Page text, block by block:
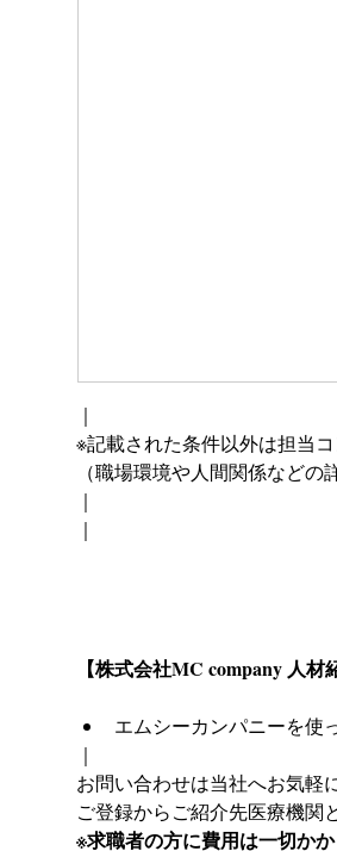
｜
※記載された条件以外は担当
（職場環境や人間関係などの
｜
｜
【株式会社MC company 人材
エムシーカンパニーを使
｜
お問い合わせは当社へお気軽
ご登録からご紹介先医療機関
※求職者の方に費用は一切か